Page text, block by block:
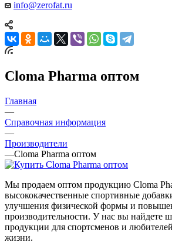
info@zerofat.ru
Cloma Pharma оптом
Главная
—
Справочная информация
—
Производители
—Cloma Pharma оптом
Мы продаем оптом продукцию Cloma
высококачественные спортивные
улучшения физической формы и
производительности. У нас вы найдете
продукции для спортсменов и
жизни.